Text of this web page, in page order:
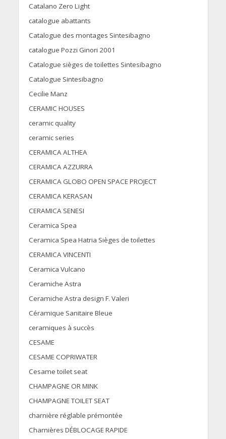
Catalano Zero Light
catalogue abattants
Catalogue des montages Sintesibagno
catalogue Pozzi Ginori 2001
Catalogue sièges de toilettes Sintesibagno
Catalogue Sintesibagno
Cecilie Manz
CERAMIC HOUSES
ceramic quality
ceramic series
CERAMICA ALTHEA
CERAMICA AZZURRA
CERAMICA GLOBO OPEN SPACE PROJECT
CERAMICA KERASAN
CERAMICA SENESI
Ceramica Spea
Ceramica Spea Hatria Sièges de toilettes
CERAMICA VINCENTI
Ceramica Vulcano
Ceramiche Astra
Ceramiche Astra design F. Valeri
Céramique Sanitaire Bleue
ceramiques à succès
CESAME
CESAME COPRIWATER
Cesame toilet seat
CHAMPAGNE OR MINK
CHAMPAGNE TOILET SEAT
charnière réglable prémontée
Charnières DÉBLOCAGE RAPIDE